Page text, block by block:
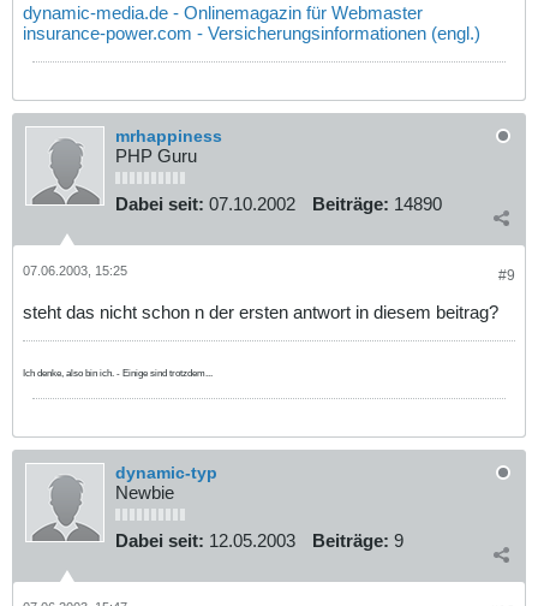
dynamic-media.de - Onlinemagazin für Webmaster
insurance-power.com - Versicherungsinformationen (engl.)
mrhappiness
PHP Guru
Dabei seit: 07.10.2002 Beiträge: 14890
#9
07.06.2003, 15:25
steht das nicht schon n der ersten antwort in diesem beitrag?
Ich denke, also bin ich. - Einige sind trotzdem...
dynamic-typ
Newbie
Dabei seit: 12.05.2003 Beiträge: 9